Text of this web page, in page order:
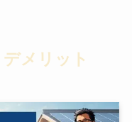
メリット